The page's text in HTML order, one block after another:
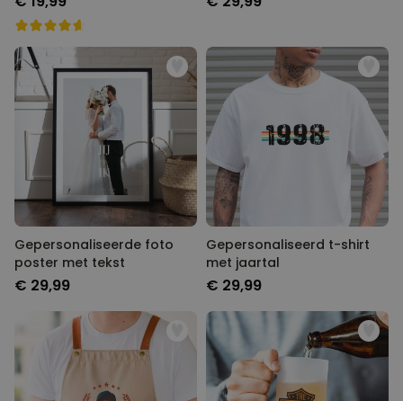
Gepersonaliseerde foto
poster met tekst
€ 29,99
Gepersonaliseerd t-shirt
met jaartal
€ 29,99